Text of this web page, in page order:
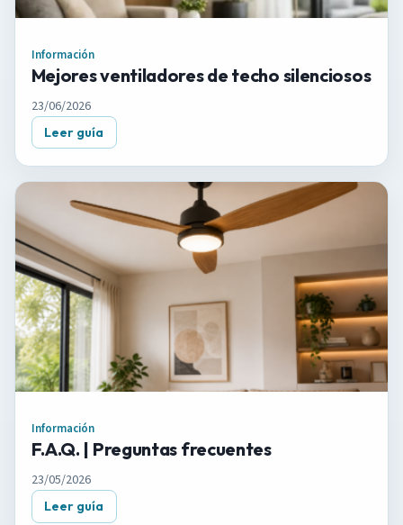
Información
Mejores ventiladores de techo silenciosos
23/06/2026
Leer guía
Información
F.A.Q. | Preguntas frecuentes
23/05/2026
Leer guía